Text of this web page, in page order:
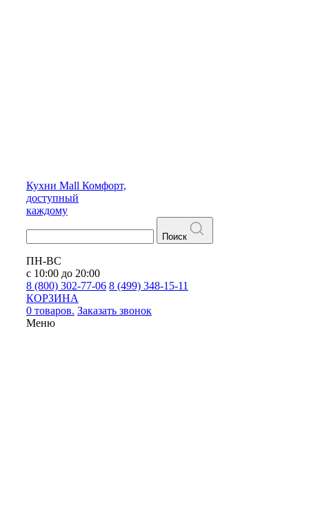
Кухни Mall Комфорт,
доступный
каждому
Поиск
ПН-ВС
с 10:00 до 20:00
8 (800) 302-77-06 8 (499) 348-15-11
КОРЗИНА
0 товаров. Заказать звонок
Меню